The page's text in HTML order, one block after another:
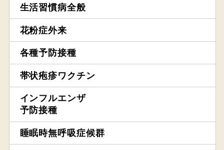
生活習慣病全般
花粉症外来
各種予防接種
帯状疱疹ワクチン
インフルエンザ
予防接種
睡眠時無呼吸症候群